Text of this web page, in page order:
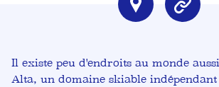
Il existe peu d'endroits au monde
Alta, un domaine skiable indépendant